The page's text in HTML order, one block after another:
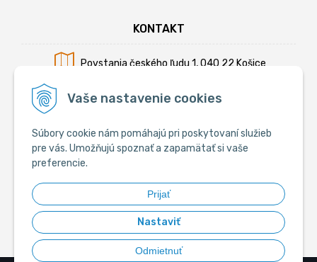
Vaše nastavenie cookies
Súbory cookie nám pomáhajú pri poskytovaní služieb
pre vás. Umožňujú spoznať a zapamätať si vaše
preferencie.
Prijať
Nastaviť
Odmietnuť
KONTAKT
Povstania českého ľudu 1, 040 22 Košice
Mobil:+421 902 794 355
E-mail:info@krmiva.sk